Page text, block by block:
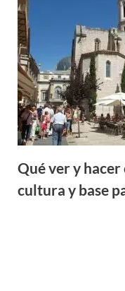
Qué ver y hacer
cultura y base